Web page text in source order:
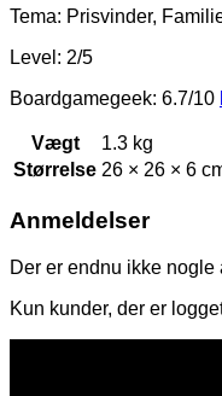
Tema: Prisvinder,
Level: 2/5
Boardgamegeek: 6.7/10
Vægt
1.3 kg
Størrelse 26 × 26 × 6
Anmeldelser
Der er endnu ikke nogle
Kun kunder, der er